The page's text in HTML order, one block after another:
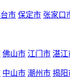
市 保定市 张家口
佛山市 江门市 湛江
中山市 潮州市 揭阳